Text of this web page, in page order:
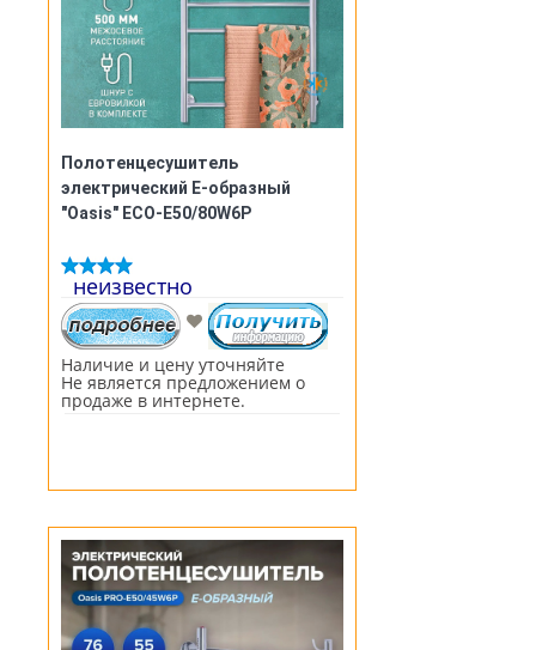
Полотенцесушитель
электрический Е-образный
"Oasis" ECO-E50/80W6P
неизвестно
Наличие и цену уточняйте
Не является предложением о
продаже в интернете.